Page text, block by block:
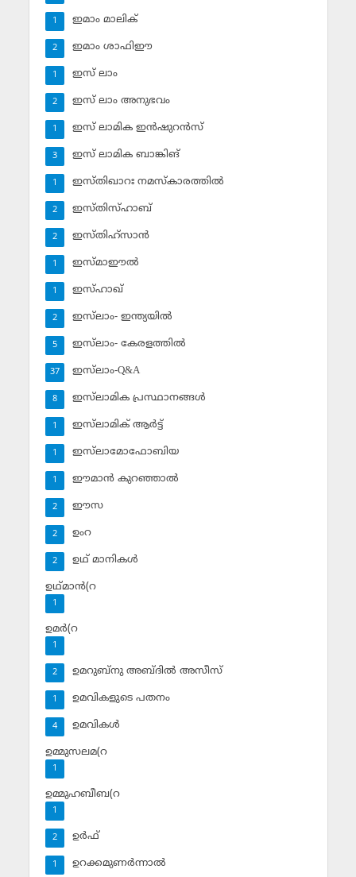
ഇമാം മാലിക്
1
ഇമാം ശാഫിഈ
2
ഇസ് ലാം
1
ഇസ് ലാം അനുഭവം
2
ഇസ് ലാമിക ഇന്‍ഷുറന്‍സ്‌
1
ഇസ് ലാമിക ബാങ്കിങ്‌
3
ഇസ്തിഖാറഃ നമസ്‌കാരത്തില്‍
1
ഇസ്തിസ്ഹാബ്
2
ഇസ്തിഹ്‌സാന്‍
2
ഇസ്മാഈല്‍
1
ഇസ്ഹാഖ്‌
1
ഇസ്‌ലാം- ഇന്ത്യയില്‍
2
ഇസ്‌ലാം- കേരളത്തില്‍
5
ഇസ്‌ലാം-Q&A
37
ഇസ്‌ലാമിക പ്രസ്ഥാനങ്ങള്‍
8
ഇസ്‌ലാമിക് ആര്‍ട്ട്
1
ഇസ്‌ലാമോഫോബിയ
1
ഈമാന്‍ കുറഞ്ഞാല്‍
1
ഈസ
2
ഉംറ
2
ഉഥ് മാനികള്‍
2
ഉഥ്മാന്‍(റ
1
ഉമര്‍(റ
1
ഉമറുബ്‌നു അബ്ദില്‍ അസീസ്‌
2
ഉമവികളുടെ പതനം
1
ഉമവികള്‍
4
ഉമ്മുസലമ(റ
1
ഉമ്മുഹബീബ(റ
1
ഉര്‍ഫ്
2
ഉറക്കമുണര്‍ന്നാല്‍
1